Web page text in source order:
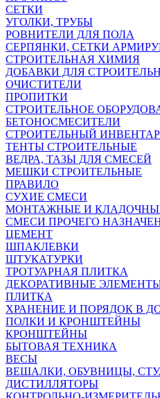
СЕТКИ
УГОЛКИ, ТРУБЫ
РОВНИТЕЛИ ДЛЯ ПОЛА
СЕРПЯНКИ, СЕТКИ
СТРОИТЕЛЬНАЯ ХИМИЯ
ДОБАВКИ ДЛЯ
ОЧИСТИТЕЛИ
ПРОПИТКИ
СТРОИТЕЛЬНОЕ
БЕТОНОСМЕСИТЕЛИ
СТРОИТЕЛЬНЫЙ
ТЕНТЫ СТРОИТЕЛЬНЫЕ
ВЕДРА, ТАЗЫ ДЛЯ СМЕСЕЙ
МЕШКИ СТРОИТЕЛЬНЫЕ
ПРАВИЛО
СУХИЕ СМЕСИ
МОНТАЖНЫЕ И
СМЕСИ ПРОЧЕГО
ЦЕМЕНТ
ШПАКЛЕВКИ
ШТУКАТУРКИ
ТРОТУАРНАЯ ПЛИТКА
ДЕКОРАТИВНЫЕ
ПЛИТКА
ХРАНЕНИЕ И ПОРЯДОК В
ПОЛКИ И КРОНШТЕЙНЫ
КРОНШТЕЙНЫ
БЫТОВАЯ ТЕХНИКА
ВЕСЫ
ВЕШАЛКИ, ОБУВНИЦЫ,
ДИСТИЛЛЯТОРЫ